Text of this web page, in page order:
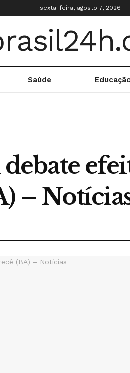
sexta-feira, agosto 7, 2026
Saúde Educação
–